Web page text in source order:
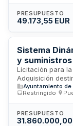
incluidos en las
por el Fondo
maquetación de
de actividades,
cartelería y
PRESUPUESTO
49.173,55 EUR
Sistema
y
actividades
Licitación para
Adquisición
suministros
espectáculos
procedimiento
proveedores
Ayuntamiento de
Restringido
PRESUPUESTO
31.860.000,00